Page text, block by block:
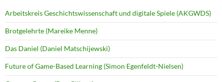
Arbeitskreis Geschichtswissenschaft und digitale Spiele (AKGWDS)
Brotgelehrte (Mareike Menne)
Das Daniel (Daniel Matschijewski)
Future of Game-Based Learning (Simon Egenfeldt-Nielsen)